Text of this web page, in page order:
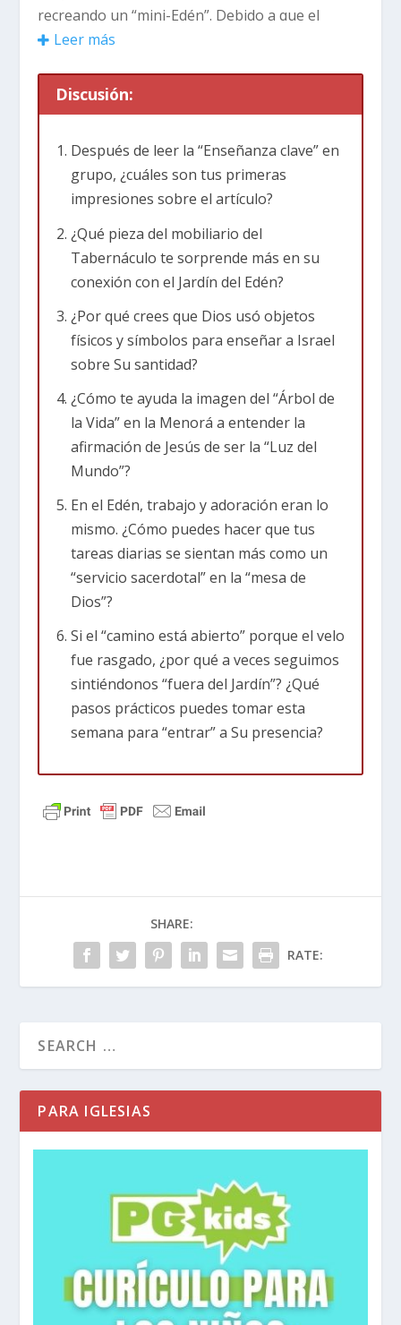
recreando un “mini-Edén”. Debido a que el
pecado había separado a la humanidad del
para que Dios habitara nuevamente entre Su
pueblo. El mobiliario dentro del Tabernáculo
señalan el santuario original donde Adán y Eva
sirvieron como sacerdotes.
La Menorá: El Árbol de la Vida
La conexión más llamativa es el candelabro de
moderna, la Menorá fue diseñada
específicamente para parecerse a un árbol, con
un tronco central, ramas, “copas en forma de
flores de almendro”, brotes y flores. En una
tienda sin ventanas, este árbol dorado
proporcionaba la única luz.
En el Jardín del Edén, el Árbol de la Vida estaba
en el centro como fuente de vitalidad y luz. Al
colocar la Menorá en el Lugar Santo, Dios
estaba señalando que el acceso al “Árbol de la
Vida” estaba siendo mantenido por los
a sí mismo la “Luz del Mundo”, está reclamando
ser el verdadero Árbol de la Vida al que la
Menorá solo apuntaba.
La Mesa del Pan de la Presencia: Comer en la
En el Jardín, Adán y Eva disfrutaban de “todo
se representa con la Mesa del Pan de la
Presencia. Cada sábado, doce panes frescos
eran colocados sobre esta mesa de oro.
comida perpetua entre Dios y las doce tribus de
Israel. Era un recordatorio de que el objetivo
final del sacerdocio es restaurar la “mesa
compartida” que se perdió cuando la humanidad
sentarnos a Su mesa.
Los Querubines: Guardianes del Camino
Después de la Caída, Dios colocó querubines al
oriente del Edén para guardar el camino al Árbol
Leer más
Discusión:
Después de leer la “Enseñanza clave” en
grupo, ¿cuáles son tus primeras
impresiones sobre el artículo?
¿Qué pieza del mobiliario del
Tabernáculo te sorprende más en su
conexión con el Jardín del Edén?
¿Por qué crees que Dios usó objetos
físicos y símbolos para enseñar a Israel
sobre Su santidad?
¿Cómo te ayuda la imagen del “Árbol de
la Vida” en la Menorá a entender la
afirmación de Jesús de ser la “Luz del
Mundo”?
En el Edén, trabajo y adoración eran lo
mismo. ¿Cómo puedes hacer que tus
tareas diarias se sientan más como un
“servicio sacerdotal” en la “mesa de
Dios”?
Si el “camino está abierto” porque el velo
fue rasgado, ¿por qué a veces seguimos
sintiéndonos “fuera del Jardín”? ¿Qué
pasos prácticos puedes tomar esta
semana para “entrar” a Su presencia?
SHARE:
RATE:
PARA IGLESIAS